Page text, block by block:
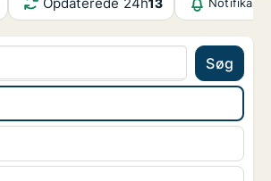
13
Søg